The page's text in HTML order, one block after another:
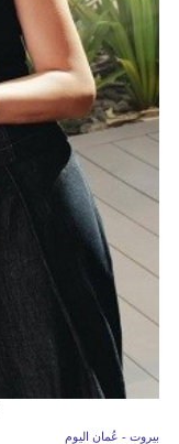
بيروت - عُمان اليوم